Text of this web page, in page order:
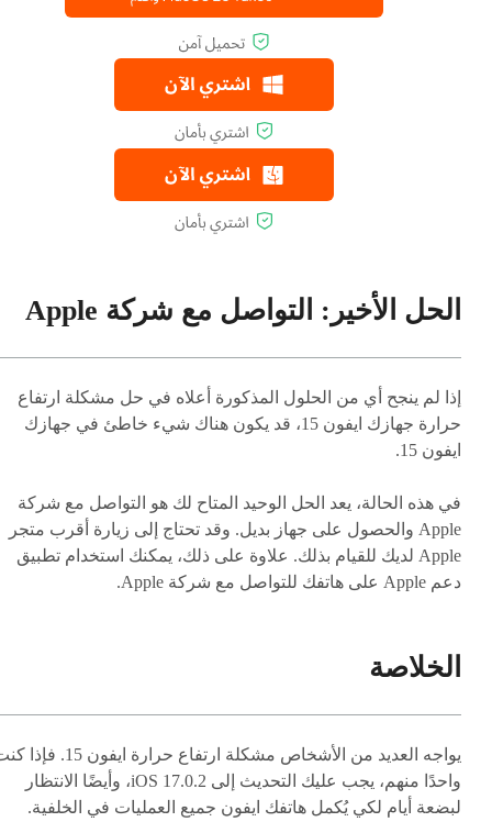
الحل الأخير: التواصل مع شركة Apple
إذا لم ينجح أي من الحلول المذكورة أعلاه في حل مشكلة ارتفاع
حرارة جهازك ايفون 15، قد يكون هناك شيء خاطئ في جهازك
ايفون 15.
في هذه الحالة، يعد الحل الوحيد المتاح لك هو التواصل مع شركة
Apple والحصول على جهاز بديل. وقد تحتاج إلى زيارة أقرب متجر
Apple لديك للقيام بذلك. علاوة على ذلك، يمكنك استخدام تطبيق
دعم Apple على هاتفك للتواصل مع شركة Apple.
الخلاصة
يواجه العديد من الأشخاص مشكلة ارتفاع حرارة ايفون 15.
واحدًا منهم، يجب عليك التحديث إلى iOS 17.0.2، وأيضًا الانتظار
لبضعة أيام لكي يُكمل هاتفك ايفون جميع العمليات في الخلفية.